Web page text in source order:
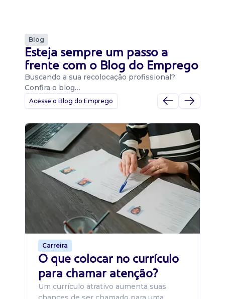
Blog
Esteja sempre um passo a
frente com o Blog do Emprego
Buscando a sua recolocação profissional?
Confira o blog…
Acesse o Blog do Emprego
Carreira
O que colocar no currículo
para chamar atenção?
Um currículo atrativo aumenta suas